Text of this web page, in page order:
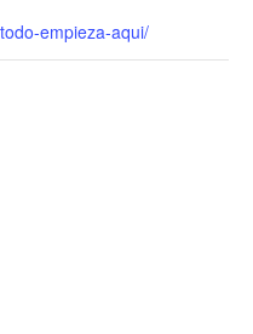
empieza-aqui/